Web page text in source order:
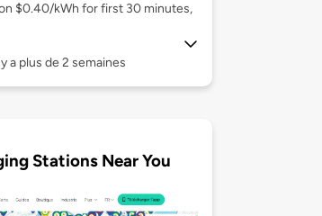
$0.40/kWh for first 30 minutes,
a plus de 2 semaines
Stations Near You